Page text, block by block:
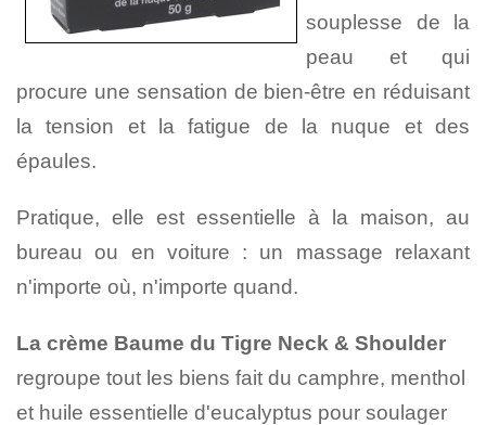
souplesse de la
peau et qui
procure une sensation de bien-être en réduisant
la tension et la fatigue de la nuque et des
épaules.
Pratique, elle est essentielle à la maison, au
bureau ou en voiture : un massage relaxant
n'importe où, n'importe quand.
La crème Baume du Tigre Neck & Shoulder
regroupe tout les biens fait du camphre, menthol
et huile essentielle d'eucalyptus pour soulager